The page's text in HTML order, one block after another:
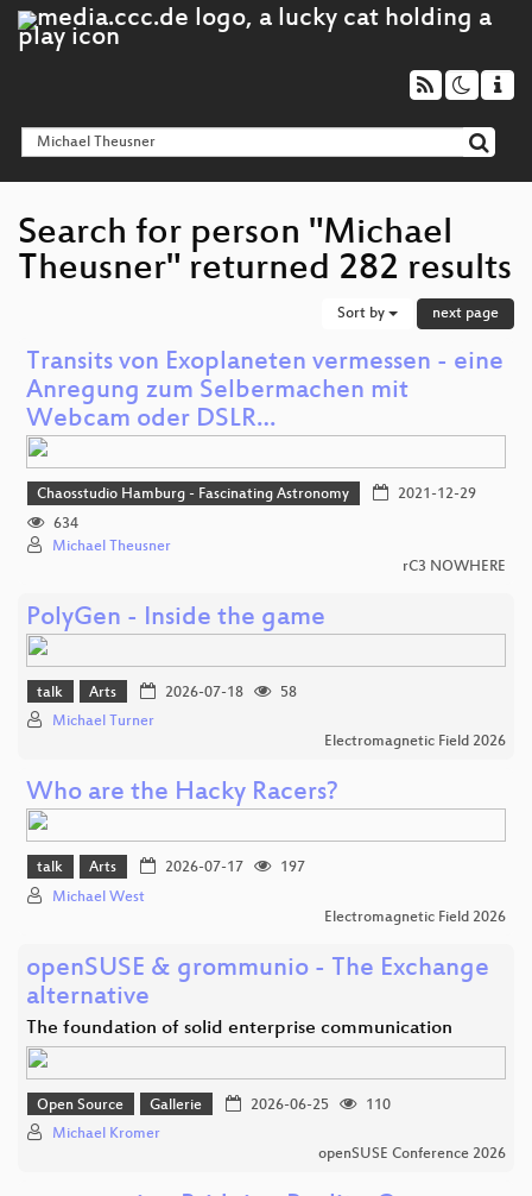
Search for person "Michael
Theusner" returned 282 results
Sort by next page
Transits von Exoplaneten vermessen - eine
Anregung zum Selbermachen mit
Webcam oder DSLR…
Chaosstudio Hamburg - Fascinating Astronomy
2021-12-29
634
Michael Theusner
rC3 NOWHERE
PolyGen - Inside the game
talk Arts 2026-07-18
58
Michael Turner
Electromagnetic Field 2026
Who are the Hacky Racers?
talk Arts 2026-07-17
197
Michael West
Electromagnetic Field 2026
openSUSE & grommunio - The Exchange
alternative
The foundation of solid enterprise communication
Open Source Gallerie 2026-06-25
110
Michael Kromer
openSUSE Conference 2026